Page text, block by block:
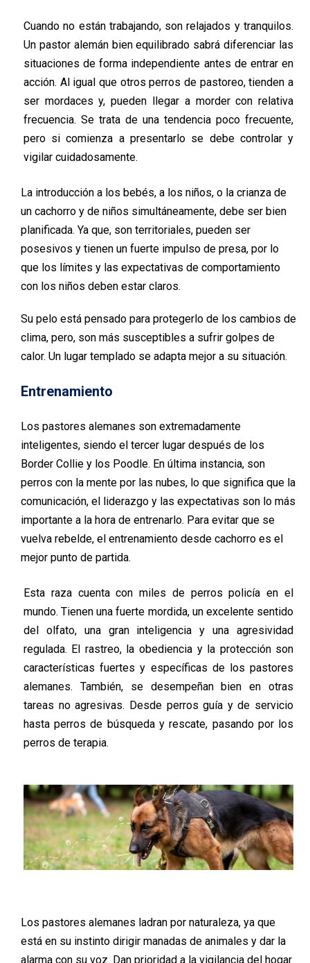
Cuando no están trabajando, son relajados y tranquilos.
Un pastor alemán bien equilibrado sabrá diferenciar las
situaciones de forma independiente antes de entrar en
acción. Al igual que otros perros de pastoreo, tienden a
ser mordaces y, pueden llegar a morder con relativa
frecuencia. Se trata de una tendencia poco frecuente,
pero si comienza a presentarlo se debe controlar y
vigilar cuidadosamente.
La introducción a los bebés, a los niños, o la crianza de
un cachorro y de niños simultáneamente, debe ser bien
planificada. Ya que, son territoriales, pueden ser
posesivos y tienen un fuerte impulso de presa, por lo
que los límites y las expectativas de comportamiento
con los niños deben estar claros.
Su pelo está pensado para protegerlo de los cambios de
clima, pero, son más susceptibles a sufrir golpes de
calor. Un lugar templado se adapta mejor a su situación.
Entrenamiento
Los pastores alemanes son extremadamente
inteligentes, siendo el tercer lugar después de los
Border Collie y los Poodle. En última instancia, son
perros con la mente por las nubes, lo que significa que la
comunicación, el liderazgo y las expectativas son lo más
importante a la hora de entrenarlo. Para evitar que se
vuelva rebelde, el entrenamiento desde cachorro es el
mejor punto de partida.
Esta raza cuenta con miles de perros policía en el
mundo. Tienen una fuerte mordida, un excelente sentido
del olfato, una gran inteligencia y una agresividad
regulada. El rastreo, la obediencia y la protección son
características fuertes y específicas de los pastores
alemanes. También, se desempeñan bien en otras
tareas no agresivas. Desde perros guía y de servicio
hasta perros de búsqueda y rescate, pasando por los
perros de terapia.
Los pastores alemanes ladran por naturaleza, ya que
está en su instinto dirigir manadas de animales y dar la
alarma con su voz. Dan prioridad a la vigilancia del hogar